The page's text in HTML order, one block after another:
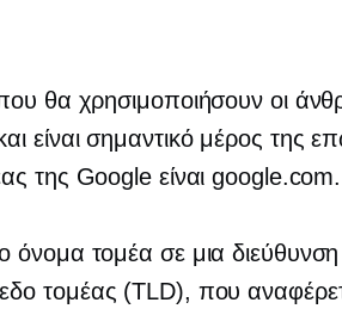
θα χρησιμοποιήσουν οι
είναι σημαντικό μέρος της
της Google είναι google.com.
όνομα τομέα σε μια
τομέας (TLD), που